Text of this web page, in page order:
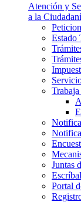
Atención y
a la
Estado
Juntas
Portal